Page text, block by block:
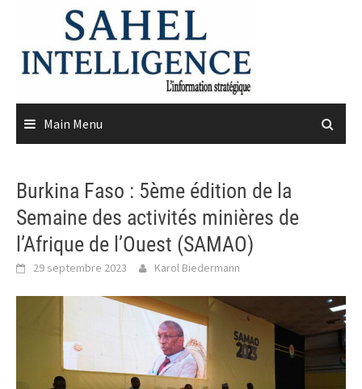
content
Main Menu
Burkina Faso : 5ème édition de la
Semaine des activités minières de
l’Afrique de l’Ouest (SAMAO)
29 septembre 2023 Karol Biedermann